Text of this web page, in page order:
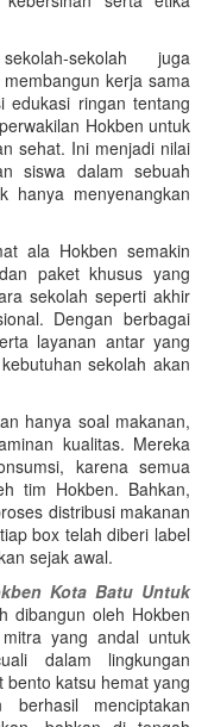
sekolah juga
kerja sama
edukasi ringan tentang
Hokben untuk
sehat. Ini menjadi nilai
siswa dalam sebuah
hanya menyenangkan
ala Hokben semakin
paket khusus yang
sekolah seperti akhir
Dengan berbagai
layanan antar yang
sekolah akan
hanya soal makanan,
kualitas. Mereka
karena semua
tim Hokben. Bahkan,
distribusi makanan
box telah diberi label
sejak awal.
Kota Batu Untuk
dibangun oleh Hokben
yang andal untuk
dalam lingkungan
katsu hemat yang
menciptakan